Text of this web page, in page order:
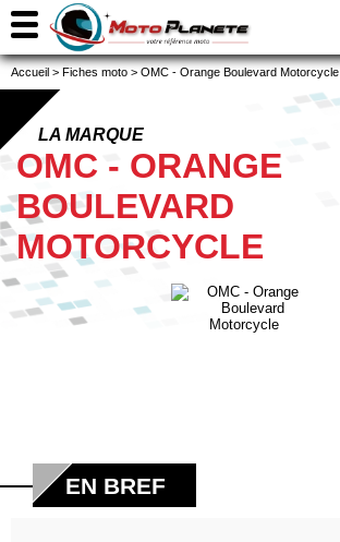
Accueil > Fiches moto > OMC - Orange Boulevard Motorcycle
LA MARQUE
OMC - ORANGE
BOULEVARD
MOTORCYCLE
EN BREF